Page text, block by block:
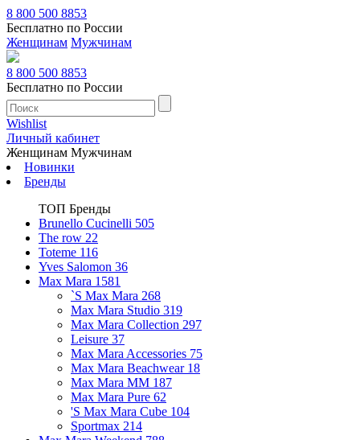
8 800 500 8853
Бесплатно по России
Женщинам Мужчинам
8 800 500 8853
Бесплатно по России
Wishlist
Личный кабинет
Женщинам Мужчинам
Новинки
Бренды
ТОП Бренды
Brunello Cucinelli 505
The row 22
Toteme 116
Yves Salomon 36
Max Mara 1581
`S Max Mara 268
Max Mara Studio 319
Max Mara Collection 297
Leisure 37
Max Mara Accessories 75
Max Mara Beachwear 18
Max Mara MM 187
Max Mara Pure 62
'S Max Mara Cube 104
Sportmax 214